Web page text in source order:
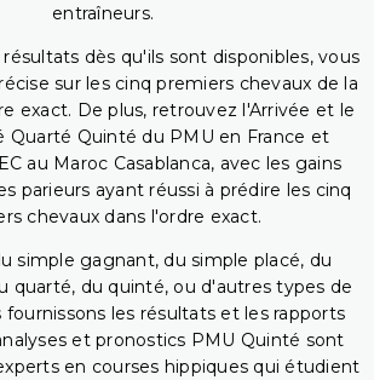
entraîneurs.
résultats dès qu'ils sont disponibles, vous
sur les cinq premiers chevaux de la
exact. De plus, retrouvez l'Arrivée et le
Quarté Quinté du PMU en France et
au Maroc Casablanca, avec les gains
parieurs ayant réussi à prédire les cinq
chevaux dans l'ordre exact.
simple gagnant, du simple placé, du
quarté, du quinté, ou d'autres types de
fournissons les résultats et les rapports
et pronostics PMU Quinté sont
en courses hippiques qui étudient